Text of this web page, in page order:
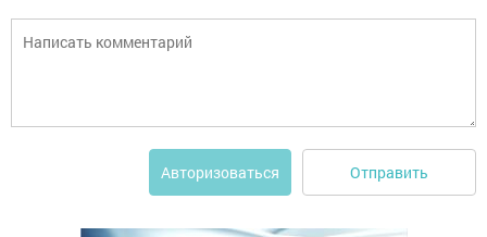
Авторизоваться Отправить